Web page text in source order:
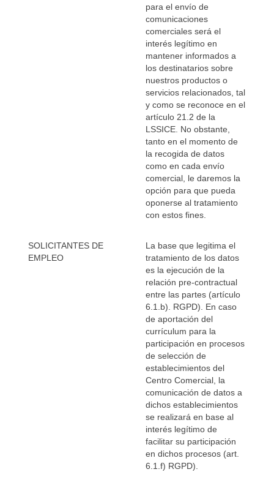
para el envío de
comunicaciones
comerciales será el
interés legítimo en
mantener informados a
los destinatarios sobre
nuestros productos o
servicios relacionados, tal
y como se reconoce en el
artículo 21.2 de la
LSSICE. No obstante,
tanto en el momento de
la recogida de datos
como en cada envío
comercial, le daremos la
opción para que pueda
oponerse al tratamiento
con estos fines.
SOLICITANTES DE
EMPLEO
La base que legitima el
tratamiento de los datos
es la ejecución de la
relación pre-contractual
entre las partes (artículo
6.1.b). RGPD). En caso
de aportación del
currículum para la
participación en procesos
de selección de
establecimientos del
Centro Comercial, la
comunicación de datos a
dichos establecimientos
se realizará en base al
interés legítimo de
facilitar su participación
en dichos procesos (art.
6.1.f) RGPD).